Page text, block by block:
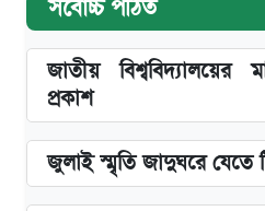
সর্বোচ্চ পঠিত
জাতীয় বিশ্ববিদ্যালয়ের
প্রকাশ
জুলাই স্মৃতি জাদুঘরে যেতে